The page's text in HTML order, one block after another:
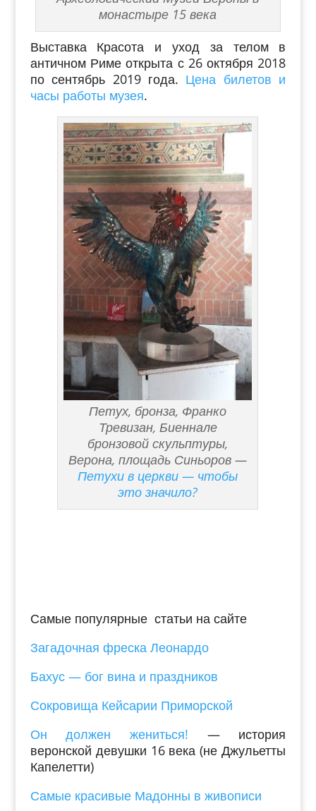
монастыре 15 века
Выставка Красота и уход за телом в
античном Римеоткрыта с 26 октября 2018
по сентябрь 2019 года. Цена билетов и
часы работы музея.
Петух, бронза, Франко
Тревизан, Биеннале
бронзовой скульптуры,
Верона, площадь Синьоров —
Петухи в церкви — чтобы
это значило?
Самые популярные статьи на сайте
Загадочная фреска Леонардо
Бахус — бог вина и праздников
Сокровища Кейсарии Приморской
Он должен жениться! — история
веронской девушки 16 века (не Джульетты
Капелетти)
Самые красивые Мадонны в живописи